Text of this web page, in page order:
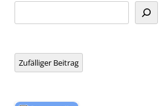
Zufälliger Beitrag